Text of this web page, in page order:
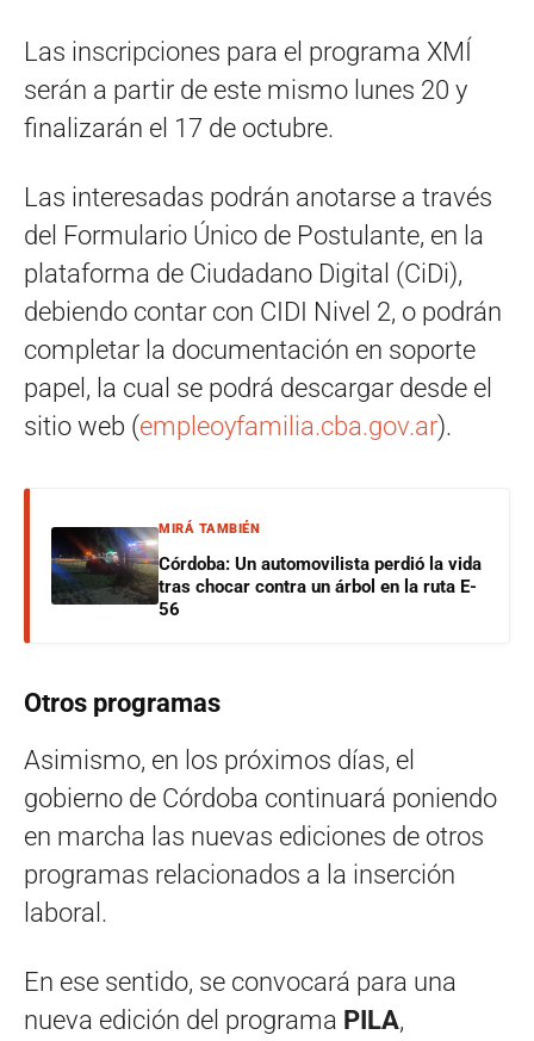
Las inscripciones para el programa XMÍ
serán a partir de este mismo lunes 20 y
finalizarán el 17 de octubre.
Las interesadas podrán anotarse a través
del Formulario Único de Postulante, en la
plataforma de Ciudadano Digital (CiDi),
debiendo contar con CIDI Nivel 2, o podrán
completar la documentación en soporte
papel, la cual se podrá descargar desde el
sitio web (empleoyfamilia.cba.gov.ar).
MIRÁ TAMBIÉN
Córdoba: Un automovilista perdió la vida
tras chocar contra un árbol en la ruta E-
56
Otros programas
Asimismo, en los próximos días, el
gobierno de Córdoba continuará poniendo
en marcha las nuevas ediciones de otros
programas relacionados a la inserción
laboral.
En ese sentido, se convocará para una
nueva edición del programa PILA,